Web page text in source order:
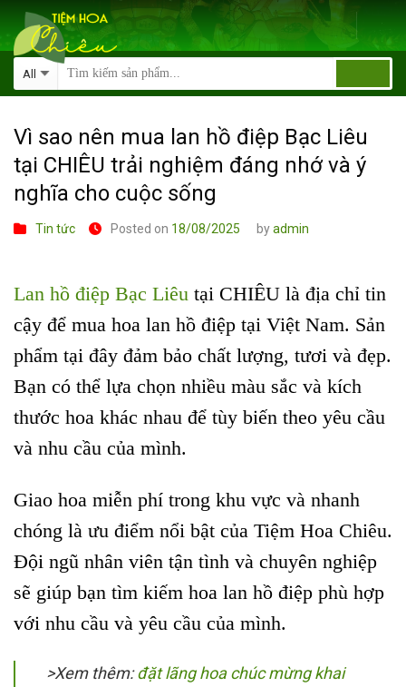
Skip
to
content
Vì sao nên mua lan hồ điệp Bạc Liêu
tại CHIÊU trải nghiệm đáng nhớ và ý
nghĩa cho cuộc sống
Tin tức Posted on 18/08/2025 byadmin
Lan hồ điệp Bạc Liêu tại CHIÊU là địa chỉ tin
cậy để mua hoa lan hồ điệp tại Việt Nam. Sản
phẩm tại đây đảm bảo chất lượng, tươi và đẹp.
Bạn có thể lựa chọn nhiều màu sắc và kích
thước hoa khác nhau để tùy biến theo yêu cầu
và nhu cầu của mình.
Giao hoa miễn phí trong khu vực và nhanh
chóng là ưu điểm nổi bật của Tiệm Hoa Chiêu.
Đội ngũ nhân viên tận tình và chuyên nghiệp
sẽ giúp bạn tìm kiếm hoa lan hồ điệp phù hợp
với nhu cầu và yêu cầu của mình.
>Xem thêm:đặt lãng hoa chúc mừng khai